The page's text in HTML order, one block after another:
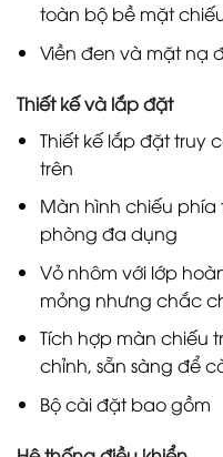
toàn bộ bề mặt
Viền đen và mặt nạ
Thiết kế và lắp đặt
Thiết kế lắp đặt truy
trên
Màn hình chiếu
phòng đa dụng
Vỏ nhôm với lớp
mỏng nhưng chắc
Tích hợp màn chiếu
chỉnh, sẵn sàng để
Bộ cài đặt bao gồm